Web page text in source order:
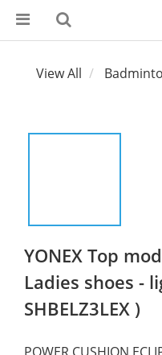
View All
YONEX Top
Ladies shoes -
SHBELZ3LEX )